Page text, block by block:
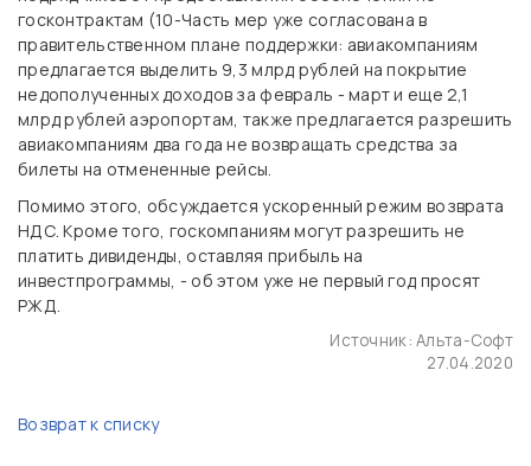
госконтрактам (10-Часть мер уже согласована в
правительственном плане поддержки: авиакомпаниям
предлагается выделить 9,3 млрд рублей на покрытие
недополученных доходов за февраль - март и еще 2,1
млрд рублей аэропортам, также предлагается разрешить
авиакомпаниям два года не возвращать средства за
билеты на отмененные рейсы.
Помимо этого, обсуждается ускоренный режим возврата
НДС. Кроме того, госкомпаниям могут разрешить не
платить дивиденды, оставляя прибыль на
инвестпрограммы, - об этом уже не первый год просят
РЖД.
Источник:Альта-Софт
27.04.2020
Возврат к списку